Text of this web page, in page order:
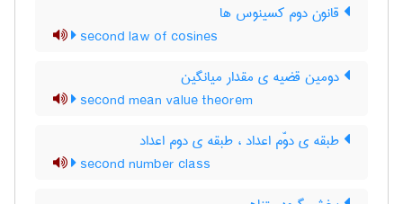
قانون دوم کسینوس ها
second law of cosines
دومین قضیه ی مقدار میانگین
second mean value theorem
طبقه ی دوّم اعداد ، طبقه ی دوم اعداد
second number class